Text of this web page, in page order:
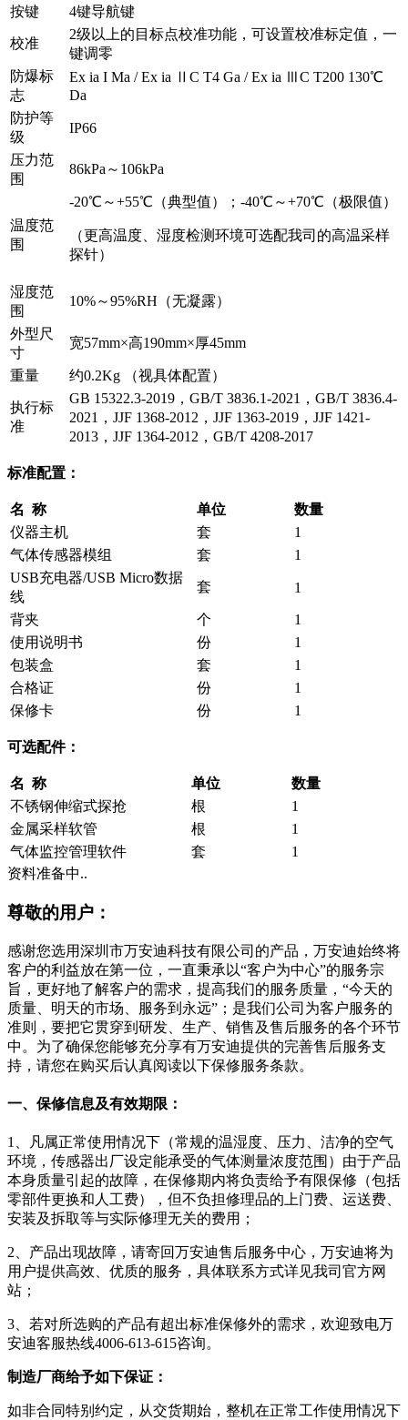
按键 4键导航键
校准
2级以上的目标点校准功能，可设置校准标定值，一
键调零
防爆标
志
Ex ia I Ma / Ex ia ⅡC T4 Ga / Ex ia ⅢC T200 130℃
Da
防护等
级
IP66
压力范
围
86kPa～106kPa
温度范
围
-20℃～+55℃（典型值）；-40℃～+70℃（极限值）
（更高温度、湿度检测环境可选配我司的高温采样
探针）
湿度范
围
10%～95%RH（无凝露）
外型尺
寸
宽57mm×高190mm×厚45mm
重量 约0.2Kg （视具体配置）
执行标
准
GB 15322.3-2019，GB/T 3836.1-2021，GB/T 3836.4-
2021，JJF 1368-2012，JJF 1363-2019，JJF 1421-
2013，JJF 1364-2012，GB/T 4208-2017
标准配置：
名 称 单位
数量
仪器主机
套
1
气体传感器模组
套
1
USB充电器/USB Micro数据
线
套 1
背夹 个
1
使用说明书
份
1
包装盒
套
1
合格证
份
1
保修卡
份 1
可选配件：
名 称 单位
数量
不锈钢伸缩式探抢
根
1
金属采样软管
根
1
气体监控管理软件
套
1
资料准备中..
尊敬的用户：
感谢您选用深圳市万安迪科技有限公司的产品，万安迪始终将
客户的利益放在第一位，一直秉承以“客户为中心”的服务宗
旨，更好地了解客户的需求，提高我们的服务质量，“今天的
质量、明天的市场、服务到永远”；是我们公司为客户服务的
准则，要把它贯穿到研发、生产、销售及售后服务的各个环节
中。为了确保您能够充分享有万安迪提供的完善售后服务支
持，请您在购买后认真阅读以下保修服务条款。
一、保修信息及有效期限：
1、凡属正常使用情况下（常规的温湿度、压力、洁净的空气
环境，传感器出厂设定能承受的气体测量浓度范围）由于产品
本身质量引起的故障，在保修期内将负责给予有限保修（包括
零部件更换和人工费），但不负担修理品的上门费、运送费、
安装及拆取等与实际修理无关的费用；
2、产品出现故障，请寄回万安迪售后服务中心，万安迪将为
用户提供高效、优质的服务，具体联系方式详见我司官方网
站；
3、若对所选购的产品有超出标准保修外的需求，欢迎致电万
安迪客服热线4006-613-615咨询。
制造厂商给予如下保证：
如非合同特别约定，从交货期始，整机在正常工作使用情况下